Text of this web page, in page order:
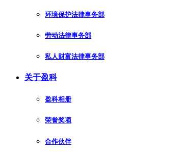
环境保护法律事务部
劳动法律事务部
私人财富法律事务部
关于盈科
盈科相册
荣誉奖项
合作伙伴